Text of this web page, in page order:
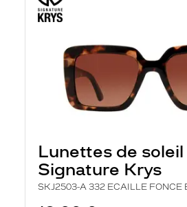
Lunettes de soleil
Signature Krys
SKJ2503-A 332 ECAILLE FONCE